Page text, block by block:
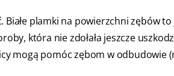
plamki na powierzchni zębów to
która nie zdołała jeszcze
mogą pomóc zębom w odbudowie